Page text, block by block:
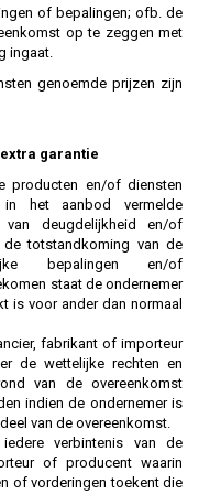
of bepalingen; ofb. de
op te zeggen met
ingaat.
genoemde prijzen zijn
garantie
producten en/of diensten
het aanbod vermelde
deugdelijkheid en/of
totstandkoming van de
bepalingen en/of
staat de ondernemer
is voor ander dan normaal
fabrikant of importeur
de wettelijke rechten en
van de overeenkomst
indien de ondernemer is
van de overeenkomst.
verbintenis van de
of producent waarin
of vorderingen toekent die